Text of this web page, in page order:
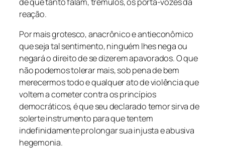
reação.
Por mais grotesco, anacrônico e antieconômico
que seja tal sentimento, ninguém lhes nega ou
negará o direito de se dizerem apavorados. O que
não podemos tolerar mais, sob pena de bem
merecermos todo e qualquer ato de violência que
voltem a cometer contra os princípios
democráticos, é que seu declarado temor sirva de
solerte instrumento para que tentem
indefinidamente prolongar sua injusta e abusiva
hegemonia.